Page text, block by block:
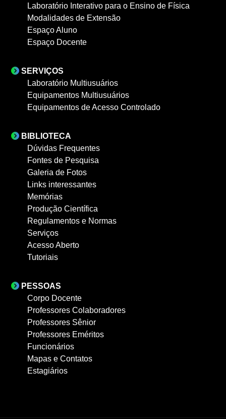
Laboratório Interativo para o Ensino de Física
Modalidades de Extensão
Espaço Aluno
Espaço Docente
SERVIÇOS
Laboratório Multiusuários
Equipamentos Multiusuários
Equipamentos de Acesso Controlado
BIBLIOTECA
Dúvidas Frequentes
Fontes de Pesquisa
Galeria de Fotos
Links interessantes
Memórias
Produção Científica
Regulamentos e Normas
Serviços
Acesso Aberto
Tutoriais
PESSOAS
Corpo Docente
Professores Colaboradores
Professores Sênior
Professores Eméritos
Funcionários
Mapas e Contatos
Estagiários